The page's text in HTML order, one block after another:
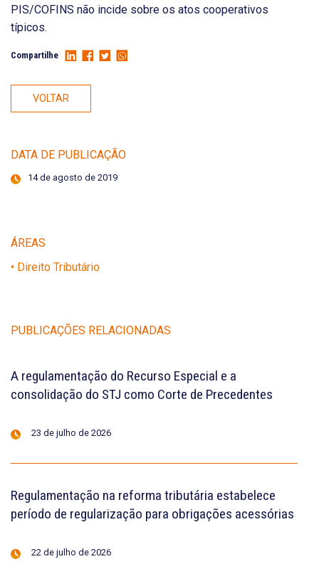
PIS/COFINS não incide sobre os atos cooperativos
típicos.
Compartilhe
VOLTAR
DATA DE PUBLICAÇÃO
14 de agosto de 2019
ÁREAS
• Direito Tributário
PUBLICAÇÕES RELACIONADAS
A regulamentação do Recurso Especial e a
consolidação do STJ como Corte de Precedentes
23 de julho de 2026
Regulamentação na reforma tributária estabelece
período de regularização para obrigações acessórias
22 de julho de 2026